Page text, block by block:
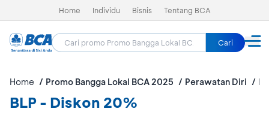
Home Individu Bisnis Tentang BCA
Cari
Home Promo Bangga Lokal BCA 2025 Perawatan Diri
BLP - Diskon 20%